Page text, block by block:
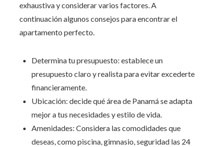
exhaustiva y considerar varios factores. A
continuación algunos consejos para encontrar el
apartamento perfecto.
Determina tu presupuesto: establece un
presupuesto claro y realista para evitar excederte
financieramente.
Ubicación: decide qué área de Panamá se adapta
mejor a tus necesidades y estilo de vida.
Amenidades: Considera las comodidades que
deseas, como piscina, gimnasio, seguridad las 24